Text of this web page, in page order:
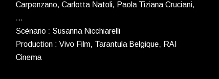
Carpenzano, Carlotta Natoli, Paola Tiziana Cruciani,
…
Scénario : Susanna Nicchiarelli
Production : Vivo Film, Tarantula Belgique, RAI
Cinema